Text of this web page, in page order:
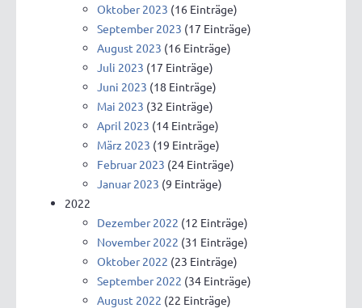
Oktober 2023 (16 Einträge)
September 2023 (17 Einträge)
August 2023 (16 Einträge)
Juli 2023 (17 Einträge)
Juni 2023 (18 Einträge)
Mai 2023 (32 Einträge)
April 2023 (14 Einträge)
März 2023 (19 Einträge)
Februar 2023 (24 Einträge)
Januar 2023 (9 Einträge)
2022
Dezember 2022 (12 Einträge)
November 2022 (31 Einträge)
Oktober 2022 (23 Einträge)
September 2022 (34 Einträge)
August 2022 (22 Einträge)